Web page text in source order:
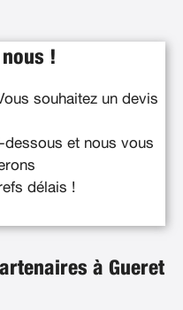
!
souhaitez un devis
et nous vous
délais !
à Gueret